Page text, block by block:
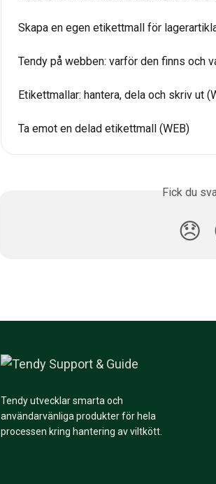
Skapa en egen etikettmall för
Tendy på webben: varför den finns och
Etikettmallar: hantera, dela och skriv ut
Ta emot en delad etikettmall (WEB)
Fick du
😞
Tendy utvecklar smarta och
användarvänliga produkter för hela
processen kring hantering av viltkött.